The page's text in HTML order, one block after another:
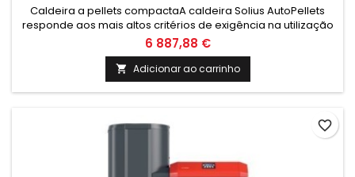
Caldeira a pellets compactaA caldeira Solius AutoPellets
responde aos mais altos critérios de exigência na utilização
dabiomassa pela sua elevada eficiência energética e pela
máxima facilidade e conforto deutilização e limpeza
automática. O carregamento manual do silo lateral é
efectuado pelarespectiva tampa superior.
6 887,88 €
 Adicionar ao carrinho
favorite_border